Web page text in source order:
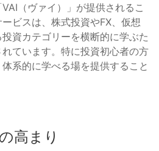
（ヴァイ）」が提供されるこ
ビスは、株式投資やFX、仮想
資カテゴリーを横断的に学ぶた
ています。特に投資初心者の方
系的に学べる場を提供すること
高まり